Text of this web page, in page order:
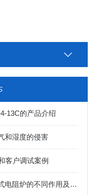
13C的产品介绍
和湿度的侵害
客户调试案例
真空电阻炉、真空箱式炉、井式电阻炉的不同作用及特点